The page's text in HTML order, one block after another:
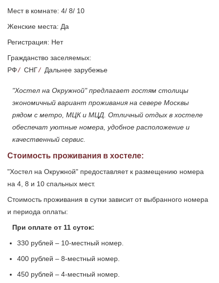
Мест в комнате: 4/ 8/ 10
Женские места: Да
Регистрация: Нет
Гражданство заселяемых:
РФ/ СНГ/ Дальнее зарубежье
"Хостел на Окружной" предлагает гостям столицы
экономичный вариант проживания на севере Москвы
рядом с метро, МЦК и МЦД. Отличный отдых в хостеле
обеспечат уютные номера, удобное расположение и
качественный сервис.
Стоимость проживания в хостеле:
"Хостел на Окружной" предоставляет к размещению номера
на 4, 8 и 10 спальных мест.
Стоимость проживания в сутки зависит от выбранного номера
и периода оплаты:
При оплате от 11 суток:
330 рублей – 10-местный номер.
400 рублей – 8-местный номер.
450 рублей – 4-местный номер.